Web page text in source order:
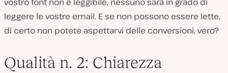
leggere le vostre email. E se non possono essere lette,
di certo non potete aspettarvi delle conversioni, vero?
Qualità n. 2: Chiarezza